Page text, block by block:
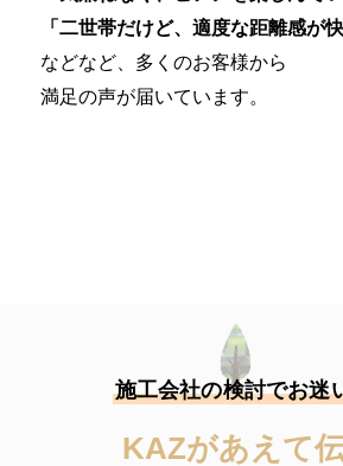
「二世帯だけど、適度な距離感が
などなど、多くのお客様から
満足の声が届いています。
施工会社の検討でお迷
KAZがあえて